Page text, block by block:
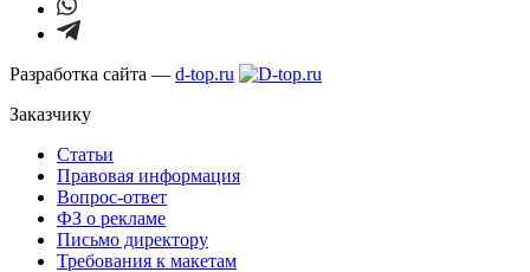
Разработка сайта — d-top.ru
Заказчику
Статьи
Правовая информация
Вопрос-ответ
ФЗ о рекламе
Письмо директору
Требования к макетам